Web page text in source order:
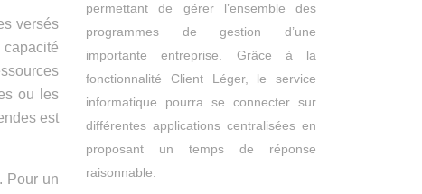
versés
ou les
est
Pour un
permettant de gérer l’ensemble des
programmes de gestion d’une
importante entreprise. Grâce à la
fonctionnalité Client Léger, le service
informatique pourra se connecter sur
différentes applications centralisées en
proposant un temps de réponse
raisonnable.